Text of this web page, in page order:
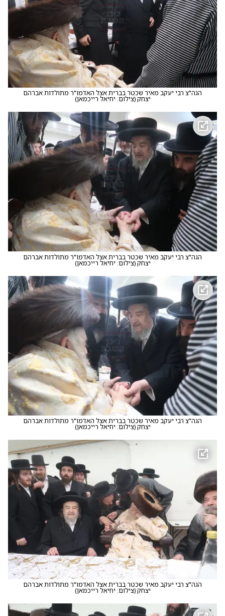
הגה"צ רבי יעקב מאיר שכטר בברית אצל האדמו"ר מתולדות אברהם
יצחק(צילום: יחיאל רייכמאן)
הגה"צ רבי יעקב מאיר שכטר בברית אצל האדמו"ר מתולדות אברהם
יצחק(צילום: יחיאל רייכמאן)
הגה"צ רבי יעקב מאיר שכטר בברית אצל האדמו"ר מתולדות אברהם
יצחק(צילום: יחיאל רייכמאן)
הגה"צ רבי יעקב מאיר שכטר בברית אצל האדמו"ר מתולדות אברהם
יצחק(צילום: יחיאל רייכמאן)